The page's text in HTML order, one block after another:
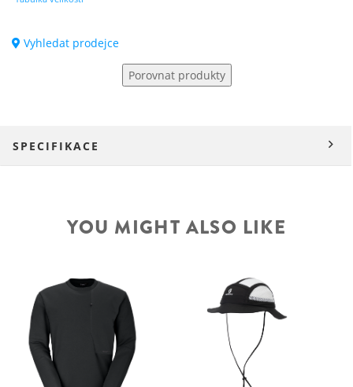
Vyhledat prodejce
Porovnat produkty
SPECIFIKACE
YOU MIGHT ALSO LIKE